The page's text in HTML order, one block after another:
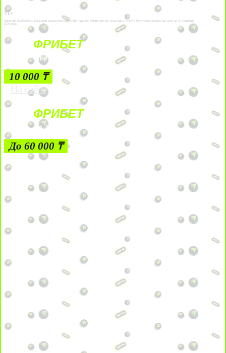
21+
Лицензии №24514359, выданной комитетом индустрии туризма Министерства культуры и спорта Республики Казахстан срок до 27 сентября
2034 года.
ФРИБЕТ
БЕЗ УСЛОВИЙ
10 000 ₸
На сайт
ФРИБЕТ
ЗА ДЕПОЗИТЫ
До 60 000 ₸